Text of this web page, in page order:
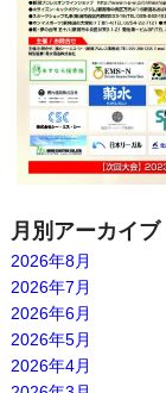
月別アーカイブ
2026年8月
2026年7月
2026年6月
2026年5月
2026年4月